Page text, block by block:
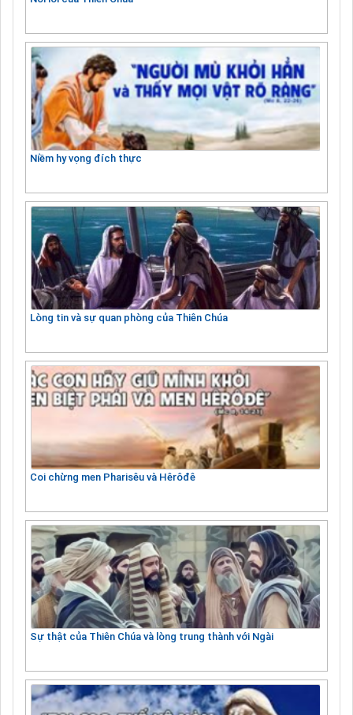
Niềm hy vọng đích thực
Lòng tin và sự quan phòng của Thiên Chúa
Coi chừng men Pharisêu và Hêrôđê
Sự thật của Thiên Chúa và lòng trung thành với Ngài